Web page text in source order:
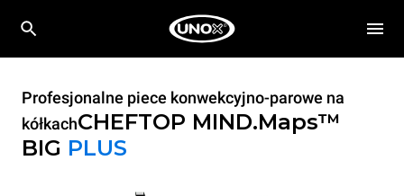
Profesjonalne piece konwekcyjno-parowe na
kółkachCHEFTOP MIND.Maps™
BIG PLUS